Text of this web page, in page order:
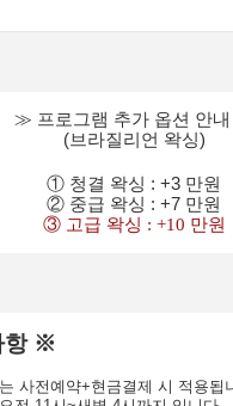
≫ 프로그램 추가 옵션 안
(브라질리언 왁싱)​
① 청결 왁싱 : +3 만원
② 중급 왁싱 : +7 만원
③ 고급 왁싱 : +10 만원
항 ※
사전예약+현금결제 시 적용됩